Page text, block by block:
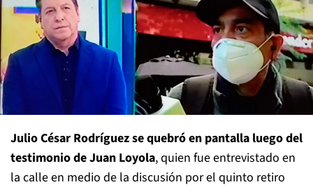
Julio César Rodríguez se quebró en pantalla luego del
testimonio de Juan Loyola, quien fue entrevistado en
la calle en medio de la discusión por el quinto retiro